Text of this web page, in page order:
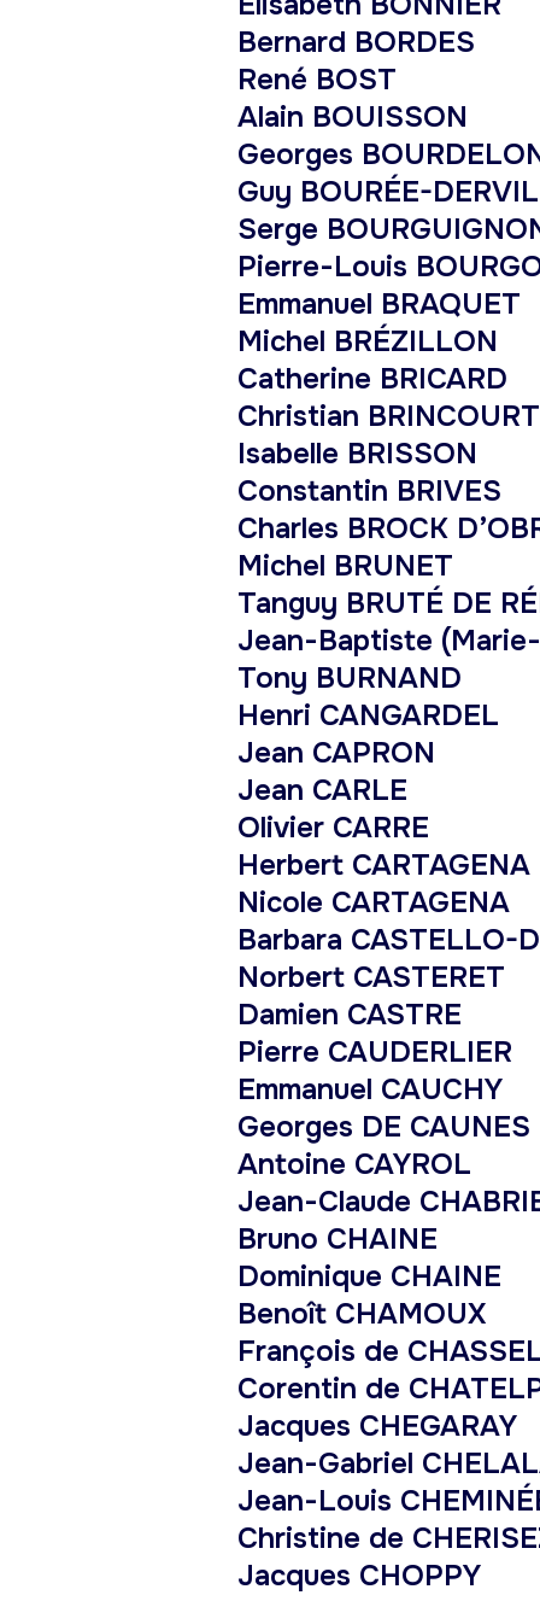
Bernard BORDES
René BOST
Alain BOUISSON
Georges
Guy BOURÉE-DERVIL
Serge
Pierre-Louis
Emmanuel BRAQUET
Michel BRÉZILLON
Catherine BRICARD
Christian BRINCOURT
Isabelle BRISSON
Constantin BRIVES
Charles BROCK
Michel BRUNET
Tanguy BRUTÉ DE
Jean-Baptiste (Marie-
Tony BURNAND
Henri CANGARDEL
Jean CAPRON
Jean CARLE
Olivier CARRE
Herbert CARTAGENA
Nicole CARTAGENA
Barbara CASTELLO-
Norbert CASTERET
Damien CASTRE
Pierre CAUDERLIER
Emmanuel CAUCHY
Georges DE CAUNES
Antoine CAYROL
Jean-Claude
Bruno CHAINE
Dominique CHAINE
Benoît CHAMOUX
François de
Corentin de
Jacques CHEGARAY
Jean-Gabriel
Jean-Louis
Christine de
Jacques CHOPPY